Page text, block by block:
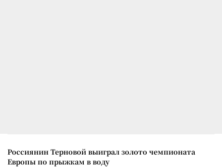
Россиянин Терновой выиграл золото чемпионата
Европы по прыжкам в воду